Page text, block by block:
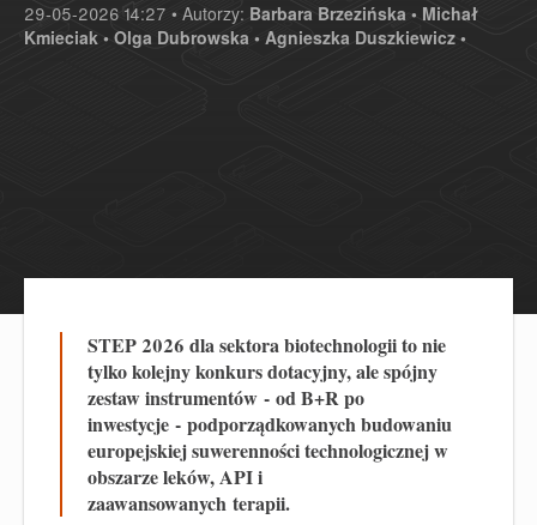
29-05-2026 14:27 • Autorzy: Barbara Brzezińska • Michał
Kmieciak • Olga Dubrowska • Agnieszka Duszkiewicz •
STEP 2026 dla sektora biotechnologii to nie
tylko kolejny konkurs dotacyjny, ale spójny
zestaw instrumentów - od B+R po
inwestycje - podporządkowanych budowaniu
europejskiej suwerenności technologicznej w
obszarze leków, API i
zaawansowanych terapii.